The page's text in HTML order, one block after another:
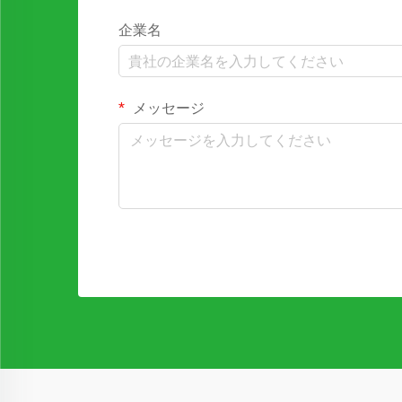
企業名
メッセージ